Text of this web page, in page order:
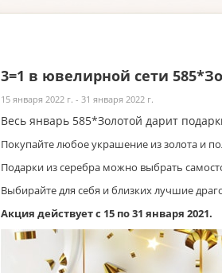
3=1 в ювелирной сети
15 января 2022 г. - 31 января 2022 г.
Весь январь 585*Золотой дарит
Покупайте любое украшение из золота и
Подарки из серебра можно выбрать
Выбирайте для себя и близких лучшие
Акция действует с 15 по 31 января 2021.